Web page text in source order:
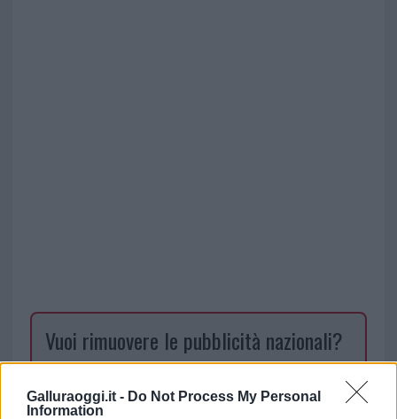
Galluraoggi.it - Do Not Process My Personal
Information
Vuoi rimuovere le pubblicità nazionali?
cliccandoqui